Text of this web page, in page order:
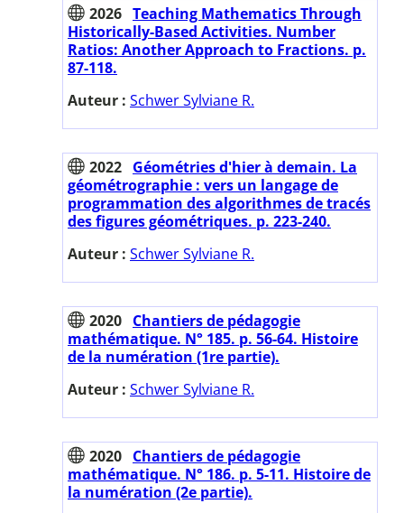
2026 Teaching Mathematics Through
Historically-Based Activities. Number
Ratios: Another Approach to Fractions. p.
87-118.
Auteur : Schwer Sylviane R.
2022 Géométries d'hier à demain. La
géométrographie : vers un langage de
programmation des algorithmes de tracés
des figures géométriques. p. 223-240.
Auteur : Schwer Sylviane R.
2020 Chantiers de pédagogie
mathématique. N° 185. p. 56-64. Histoire
de la numération (1re partie).
Auteur : Schwer Sylviane R.
2020 Chantiers de pédagogie
mathématique. N° 186. p. 5-11. Histoire de
la numération (2e partie).